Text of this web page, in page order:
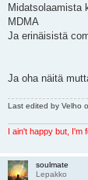
Midatsolaamista
MDMA
Ja erinäisistä
Ja oha näitä
Last edited by Velho
I ain't happy but,
soulmate
Lepakko